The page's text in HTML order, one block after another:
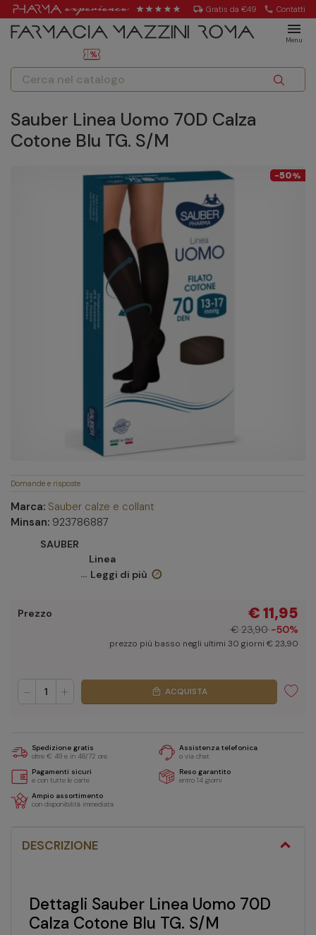
local_shipping Gratis da €49 call Contatti
menu
Menu
Sauber Linea Uomo 70D Calza
Cotone Blu TG. S/M
-50%
Domande e risposte
Marca: Sauber calze e collant
Minsan: 923786887
SAUBER
Linea
... Leggi di più
€ 11,95
€ 23,90 -50%
Prezzo
prezzo più basso negli ultimi 30 giorni € 23,90
- + local_mall ACQUISTA
Spedizione gratis
oltre € 49 e in 48/72 ore
Assistenza telefonica
o via chat
Pagamenti sicuri
e con tutte le carte
Reso garantito
entro 14 giorni
Ampio assortimento
con disponibilità immediata
DESCRIZIONE
Dettagli Sauber Linea Uomo 70D
Calza Cotone Blu TG. S/M